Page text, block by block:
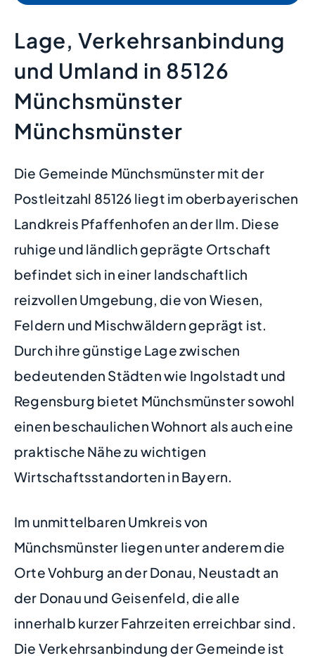
Lage, Verkehrsanbindung
und Umland in 85126
Münchsmünster
Münchsmünster
Die Gemeinde Münchsmünster mit der
Postleitzahl 85126 liegt im oberbayerischen
Landkreis Pfaffenhofen an der Ilm. Diese
ruhige und ländlich geprägte Ortschaft
befindet sich in einer landschaftlich
reizvollen Umgebung, die von Wiesen,
Feldern und Mischwäldern geprägt ist.
Durch ihre günstige Lage zwischen
bedeutenden Städten wie Ingolstadt und
Regensburg bietet Münchsmünster sowohl
einen beschaulichen Wohnort als auch eine
praktische Nähe zu wichtigen
Wirtschaftsstandorten in Bayern.
Im unmittelbaren Umkreis von
Münchsmünster liegen unter anderem die
Orte Vohburg an der Donau, Neustadt an
der Donau und Geisenfeld, die alle
innerhalb kurzer Fahrzeiten erreichbar sind.
Die Verkehrsanbindung der Gemeinde ist